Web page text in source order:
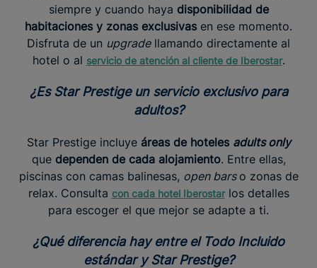
siempre y cuando haya disponibilidad de
habitaciones y zonas exclusivas en ese momento.
Disfruta de un upgradellamando directamente al
hotel o al servicio de atención al cliente de Iberostar.
¿Es Star Prestige un servicio exclusivo para
adultos?
Star Prestige incluyeáreas de hoteles adults only
que dependen de cada alojamiento. Entre ellas,
piscinas con camas balinesas, open bars o zonas de
relax. Consulta con cada hotel Iberostarlos detalles
para escoger el que mejor se adapte a ti.
¿Qué diferencia hay entre el Todo Incluido
estándar y Star Prestige?